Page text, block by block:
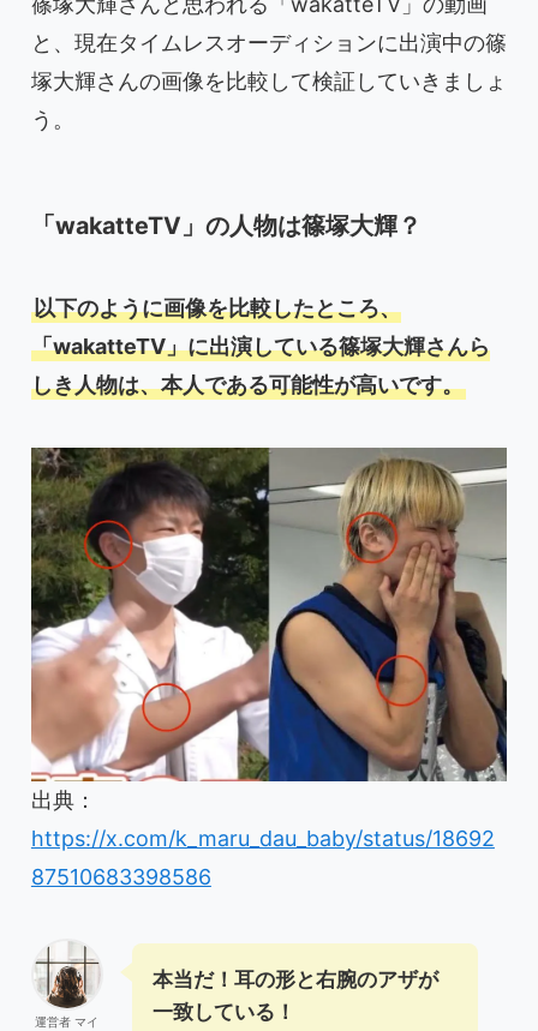
と、現在タイムレスオーディションに出演中の篠
塚大輝さんの画像を比較して検証していきましょ
う。
「wakatteTV」の人物は篠塚大輝？
以下のように画像を比較したところ、
「wakatteTV」に出演している篠塚大輝さんら
しき人物は、本人である可能性が高いです。
出典：
https://x.com/k_maru_dau_baby/status/18692
87510683398586
運営者 マイ
本当だ！耳の形と右腕のアザが
一致している！